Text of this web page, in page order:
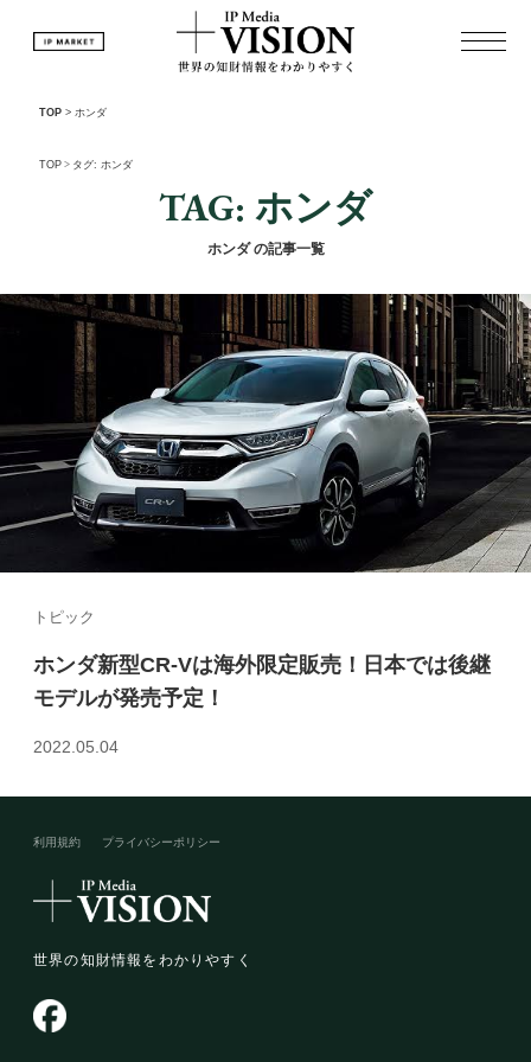
TOP > ホンダ
TOP > タグ: ホンダ
TAG: ホンダ
ホンダ の記事一覧
トピック
ホンダ新型CR-Vは海外限定販売！日本では後継
モデルが発売予定！
2022.05.04
利用規約 プライバシーポリシー​
世界の知財情報をわかりやすく